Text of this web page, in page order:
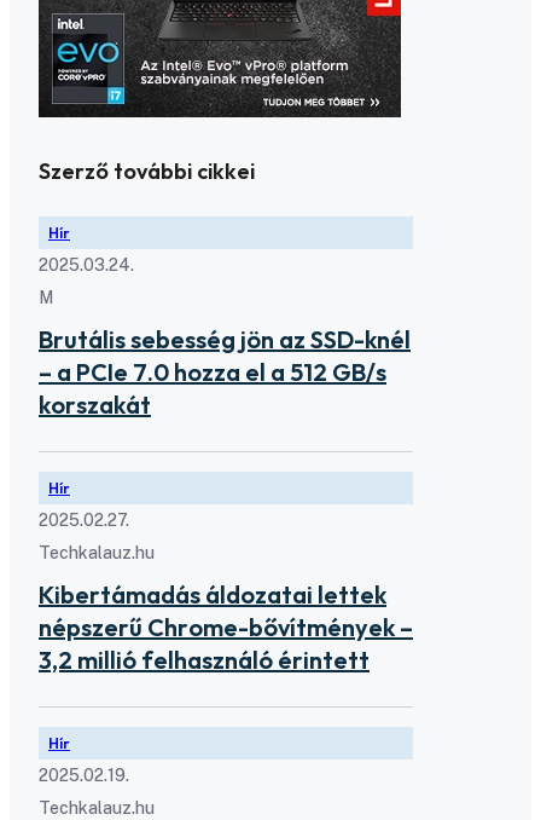
Szerző további cikkei
Hír
2025.03.24.
M
Brutális sebesség jön az SSD-knél
– a PCIe 7.0 hozza el a 512 GB/s
korszakát
Hír
2025.02.27.
Techkalauz.hu
Kibertámadás áldozatai lettek
népszerű Chrome-bővítmények –
3,2 millió felhasználó érintett
Hír
2025.02.19.
Techkalauz.hu